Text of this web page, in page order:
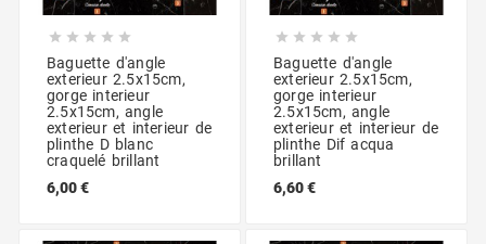
    
Baguette d'angle
exterieur 2.5x15cm,
gorge interieur
2.5x15cm, angle
exterieur et interieur de
plinthe D blanc
craquelé brillant
6,00 €
    
Baguette d'angle
exterieur 2.5x15cm,
gorge interieur
2.5x15cm, angle
exterieur et interieur de
plinthe Dif acqua
brillant
6,60 €